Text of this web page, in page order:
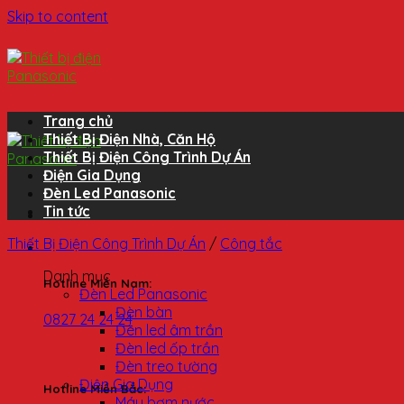
Skip to content
Hotline Miền Nam:
0827 24 24 24
Hotline Miền Bắc:
Trang chủ
Thiết Bị Điện Nhà, Căn Hộ
Thiết Bị Điện Công Trình Dự Án
Điện Gia Dụng
Đèn Led Panasonic
Tin tức
Thiết Bị Điện Công Trình Dự Án / Công tắc
Danh mục
Đèn Led Panasonic
Đèn bàn
Đèn led âm trần
Đèn led ốp trần
Đèn treo tường
Điện Gia Dụng